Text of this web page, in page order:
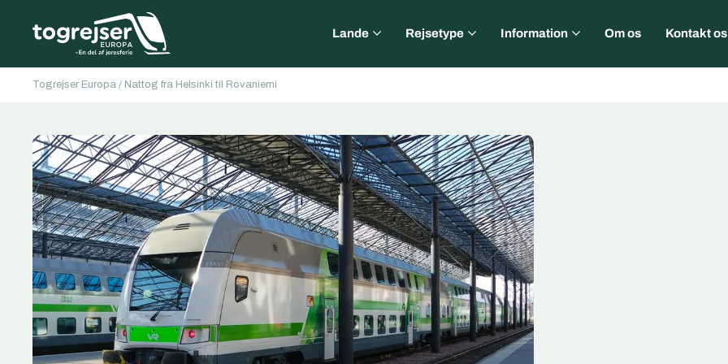
Lande Rejsetype Information Om os Kontakt os
Togrejser Europa / Nattog fra Helsinki til Rovaniemi